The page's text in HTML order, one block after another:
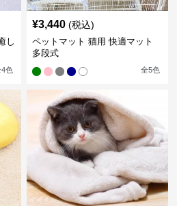
し
4色
¥3,440 (税込)
ペットマット 猫用 快適マット
多段式
全5色